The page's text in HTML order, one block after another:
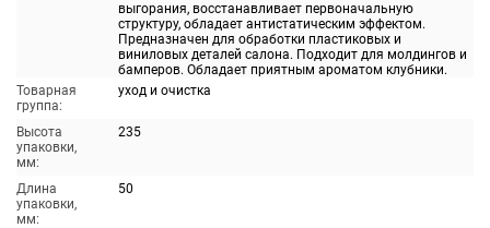
выгорания, восстанавливает первоначальную
структуру, обладает антистатическим эффектом.
Предназначен для обработки пластиковых и
виниловых деталей салона. Подходит для молдингов и
бамперов. Обладает приятным ароматом клубники.
Товарная
группа:
уход и очистка
Высота
упаковки,
мм:
235
Длина
упаковки,
мм:
50